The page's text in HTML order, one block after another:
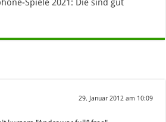
Spiele 2021: Die sind gut
29. Januar 2012 am 10:09